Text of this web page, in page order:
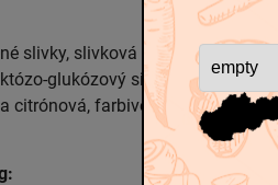
slivky, slivková dreň, slivková
glukózový sirup, želírujúca
citrónová, farbivo: E150c,